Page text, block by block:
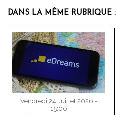
DANS LA MÊME RUBRIQUE :
Vendredi 24 Juillet 2026 -
15:00